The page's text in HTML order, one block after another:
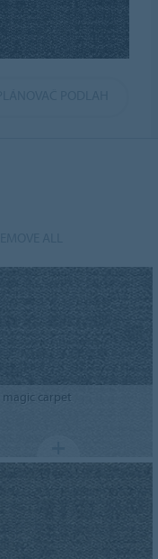
magic carpet